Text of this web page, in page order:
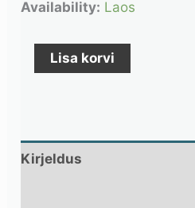
Availability: Laos
Lisa korvi
Kirjeldus